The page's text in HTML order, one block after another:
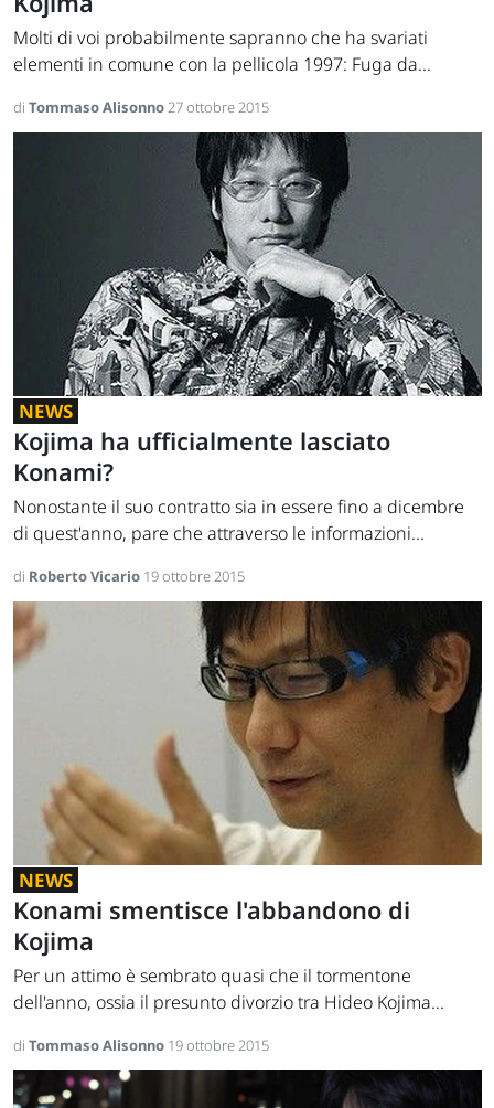
Molti di voi probabilmente sapranno che ha svariati
elementi in comune con la pellicola 1997: Fuga da...
di Tommaso Alisonno27 ottobre 2015
NEWS
Kojima ha ufficialmente lasciato
Konami?
Nonostante il suo contratto sia in essere fino a dicembre
di quest'anno, pare che attraverso le informazioni...
di Roberto Vicario 19 ottobre 2015
NEWS
Konami smentisce l'abbandono di
Kojima
Per un attimo è sembrato quasi che il tormentone
dell'anno, ossia il presunto divorzio tra Hideo Kojima...
di Tommaso Alisonno 19 ottobre 2015